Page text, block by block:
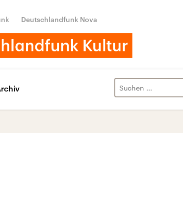
Deutschlandfunk Nova